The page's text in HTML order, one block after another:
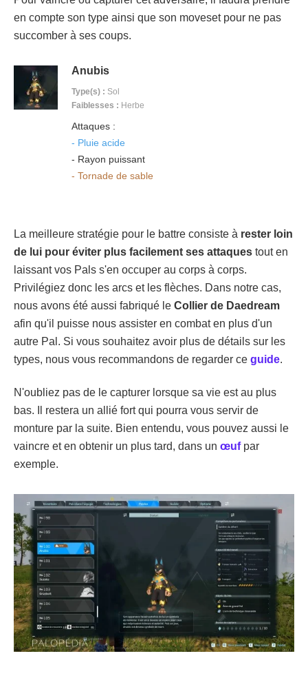
en compte son type ainsi que son moveset pour ne pas
succomber à ses coups.
Anubis
Type(s) : Sol
Faiblesses : Herbe
Attaques :
- Pluie acide
- Rayon puissant
- Tornade de sable
La meilleure stratégie pour le battre consiste à rester loin
de lui pour éviter plus facilement ses attaques tout en
laissant vos Pals s'en occuper au corps à corps.
Privilégiez donc les arcs et les flèches. Dans notre cas,
nous avons été aussi fabriqué le Collier de Daedream
afin qu'il puisse nous assister en combat en plus d'un
autre Pal. Si vous souhaitez avoir plus de détails sur les
types, nous vous recommandons de regarder ce guide.
N'oubliez pas de le capturer lorsque sa vie est au plus
bas. Il restera un allié fort qui pourra vous servir de
monture par la suite. Bien entendu, vous pouvez aussi le
vaincre et en obtenir un plus tard, dans un œufpar
exemple.